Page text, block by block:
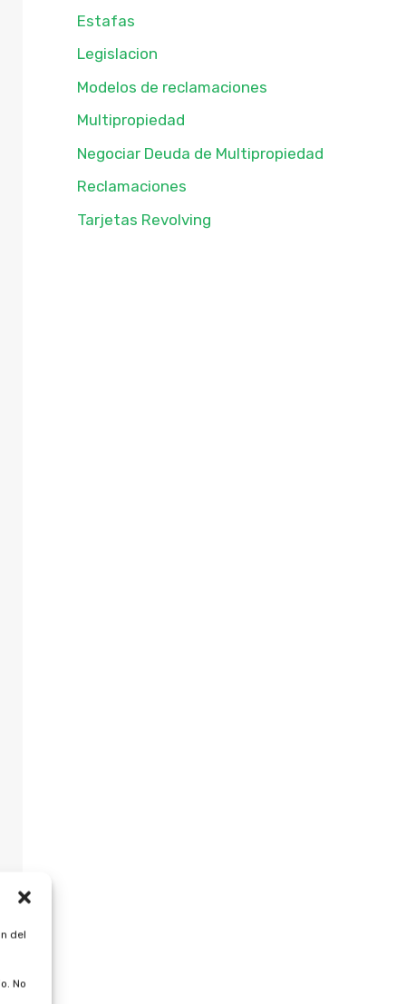
del
No
Estafas
Legislacion
Modelos de reclamaciones
Multipropiedad
Negociar Deuda de Multipropiedad
Reclamaciones
Tarjetas Revolving